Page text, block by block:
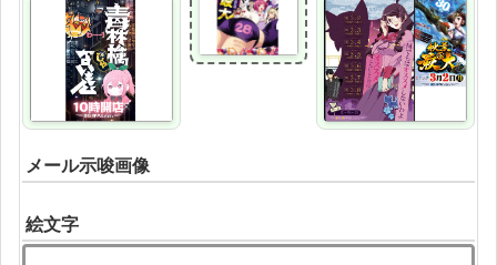
メール示唆画像
絵文字